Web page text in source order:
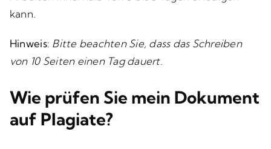
kann.
Hinweis: Bitte beachten Sie, dass das Schreiben
von 10 Seiten einen Tag dauert.
Wie prüfen Sie mein Dokument
auf Plagiate?